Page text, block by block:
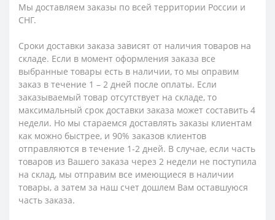
Мы доставляем заказы по всей территории России и
СНГ.
Сроки доставки заказа зависят от наличия товаров на
складе. Если в момент оформления заказа все
выбранные товары есть в наличии, то мы оправим
заказ в течение 1 – 2 дней после оплаты. Если
заказываемый товар отсутствует на складе, то
максимальный срок доставки заказа может составить 4
недели. Но мы стараемся доставлять заказы клиентам
как можно быстрее, и 90% заказов клиентов
отправляются в течение 1-2 дней. В случае, если часть
товаров из Вашего заказа через 2 недели не поступила
на склад, мы отправим все имеющиеся в наличии
товары, а затем за наш счет дошлем Вам оставшуюся
часть заказа.